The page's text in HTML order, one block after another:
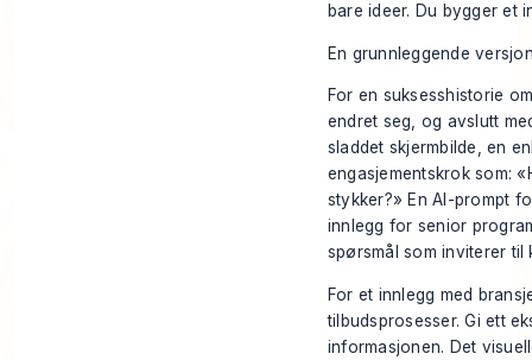
bare ideer. Du bygger et
En grunnleggende
For en suksesshistorie
endret seg, og avslutt
sladdet skjermbilde, en
engasjementskrok som:
stykker?» En AI-prompt
innlegg for senior
spørsmål som inviterer til
For et innlegg med
tilbudsprosesser. Gi ett
informasjonen. Det